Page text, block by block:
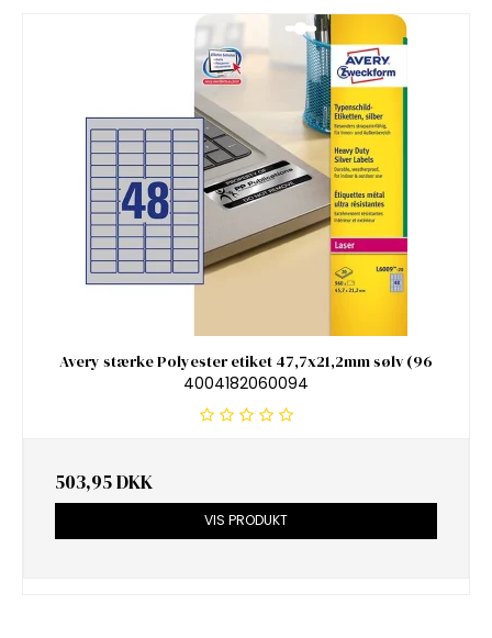
Avery stærke Polyester etiket 47,7x21,2mm sølv (96
4004182060094
503,95 DKK
VIS PRODUKT